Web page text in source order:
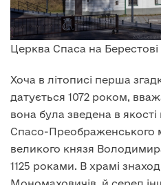
Церква Спаса на Берестові
Хоча в літописі перша
датується 1072 роком,
вона була зведена в
Спасо-Преображенського
великого князя
1125 роками. В храмі